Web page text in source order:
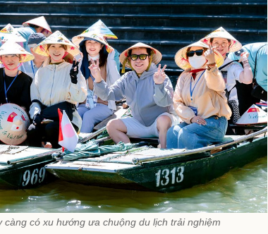
càng có xu hướng ưa chuộng du lịch trải nghiệm